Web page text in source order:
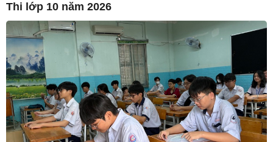
thi lớp 10 năm 2026